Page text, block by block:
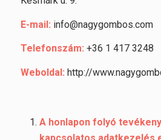
E-mail: info@nagygombos.com
Telefonszám: +36 1 417 3248
Weboldal: http://
A honlapon folyó